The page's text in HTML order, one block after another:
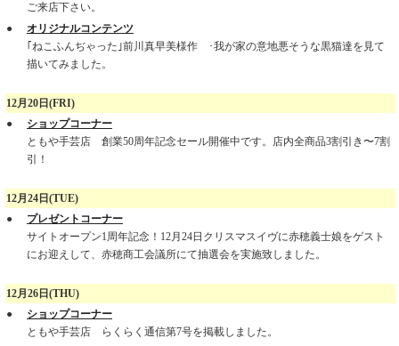
ご来店下さい。
●
オリジナルコンテンツ
｢ねこふんぢゃった｣前川真早美様作 ･我が家の意地悪そうな黒猫達を見て
描いてみました。
12月20日(FRI)
●
ショップコーナー
ともや手芸店 創業50周年記念セール開催中です。店内全商品3割引き〜7割
引！
12月24日(TUE)
●
プレゼントコーナー
サイトオープン1周年記念！12月24日クリスマスイヴに赤穂義士娘をゲスト
にお迎えして、赤穂商工会議所にて抽選会を実施致しました。
12月26日(THU)
●
ショップコーナー
ともや手芸店 らくらく通信第7号を掲載しました。